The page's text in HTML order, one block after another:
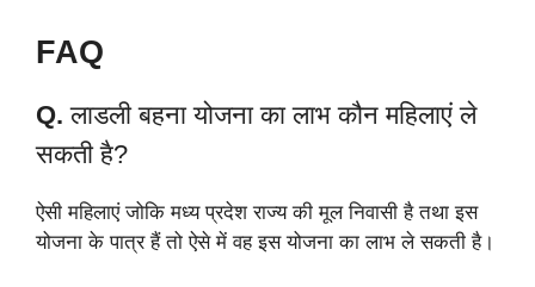
FAQ
Q.लाडली बहना योजना का लाभ कौन महिलाएं ले
सकती है?
ऐसी महिलाएं जोकि मध्य प्रदेश राज्य की मूल निवासी है तथा इस
योजना के पात्र हैं तो ऐसे में वह इस योजना का लाभ ले सकती है।